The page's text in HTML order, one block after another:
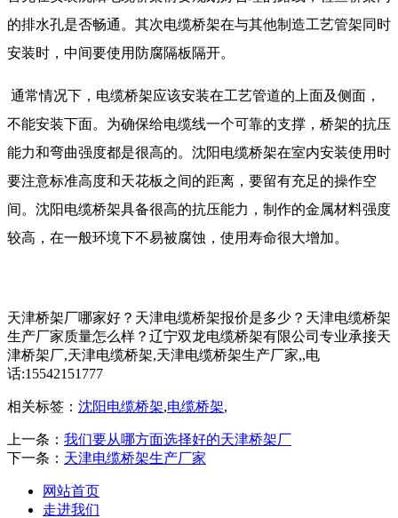
的排水孔是否畅通。其次电缆桥架在与其他制造工艺管架同时
安装时，中间要使用防腐隔板隔开。
通常情况下，电缆桥架应该安装在工艺管道的上面及侧面，
不能安装下面。为确保给电缆线一个可靠的支撑，桥架的抗压
能力和弯曲强度都是很高的。沈阳电缆桥架在室内安装使用时
要注意标准高度和天花板之间的距离，要留有充足的操作空
间。沈阳电缆桥架具备很高的抗压能力，制作的金属材料强度
较高，在一般环境下不易被腐蚀，使用寿命很大增加。
天津桥架厂哪家好？天津电缆桥架报价是多少？天津电缆桥架
生产厂家质量怎么样？辽宁双龙电缆桥架有限公司专业承接天
津桥架厂,天津电缆桥架,天津电缆桥架生产厂家,,电
话:15542151777
相关标签： 沈阳电缆桥架,电缆桥架,
上一条： 我们要从哪方面选择好的天津桥架厂
下一条： 天津电缆桥架生产厂家
网站首页
走进我们